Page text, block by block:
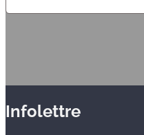
Infolettre